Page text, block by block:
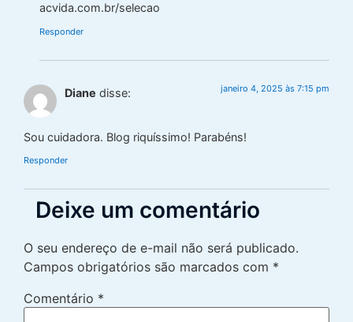
acvida.com.br/selecao
Responder
Diane disse: janeiro 4, 2025 às 7:15 pm
Sou cuidadora. Blog riquíssimo! Parabéns!
Responder
Deixe um comentário
O seu endereço de e-mail não será publicado.
Campos obrigatórios são marcados com *
Comentário *